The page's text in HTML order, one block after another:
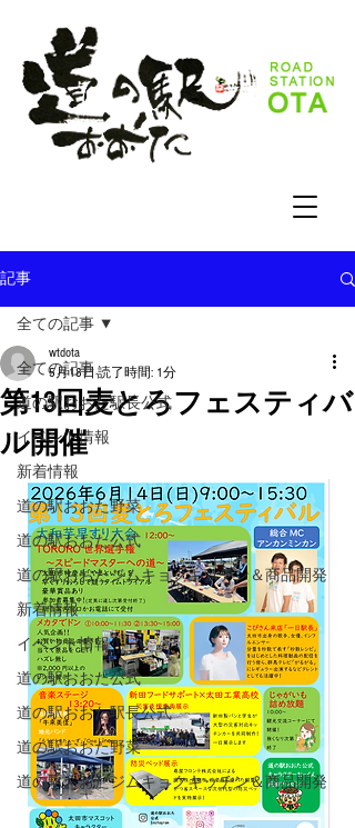
記事
全ての記事
道の駅おおた駅長公式
イベント情報
新着情報
道の駅おおた野菜
道の駅おおた公式
道の駅おおたジムキョクキッチン＆商品開発
新着情報
イベント情報
道の駅おおた公式
道の駅おおた駅長公式
道の駅おおた野菜
道の駅おおたジムキョクキッチン＆商品開発
全ての記事
第13回麦とろフェスティバ
ル開催
wtdota
5月18日 読了時間: 1分